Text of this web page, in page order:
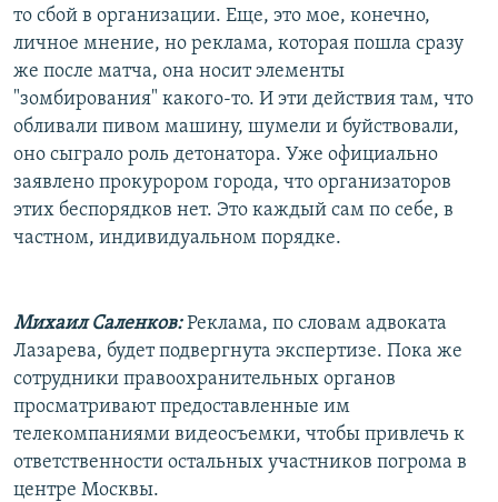
то сбой в организации. Еще, это мое, конечно,
личное мнение, но реклама, которая пошла сразу
же после матча, она носит элементы
"зомбирования" какого-то. И эти действия там, что
обливали пивом машину, шумели и буйствовали,
оно сыграло роль детонатора. Уже официально
заявлено прокурором города, что организаторов
этих беспорядков нет. Это каждый сам по себе, в
частном, индивидуальном порядке.
Михаил Саленков:Реклама, по словам адвоката
Лазарева, будет подвергнута экспертизе. Пока же
сотрудники правоохранительных органов
просматривают предоставленные им
телекомпаниями видеосъемки, чтобы привлечь к
ответственности остальных участников погрома в
центре Москвы.